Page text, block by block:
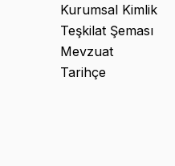
Kurumsal Kimlik
Teşkilat Şeması
Mevzuat
Tarihçe